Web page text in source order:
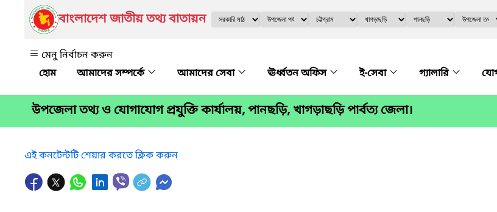
বাংলাদেশ জাতীয় তথ্য বাতায়ন
মেনু নির্বাচন করুন
আমাদের সম্পর্কে
আমাদের সেবা ঊর্ধ্বতন অফিস ই-সেবা গ্যালারি
উপজেলা তথ্য ও যোগাযোগ প্রযুক্তি কার্যালয়, পানছড়ি, খাগড়াছড়ি পার্বত্য জেলা।
এই কনটেন্টটি শেয়ার করতে ক্লিক করুন